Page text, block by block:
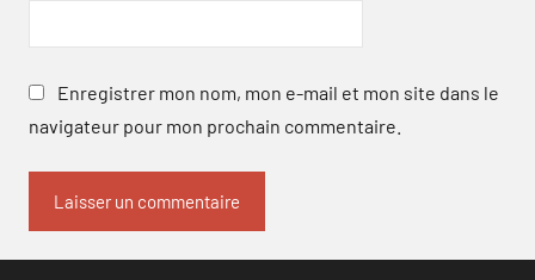
Enregistrer mon nom, mon e-mail et mon site dans le
navigateur pour mon prochain commentaire.